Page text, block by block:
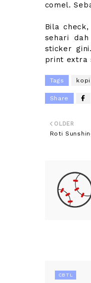
comel.
Bila
sehari
sticker
print extra
Tags kopi
Share
OLDER
Roti
CBTL